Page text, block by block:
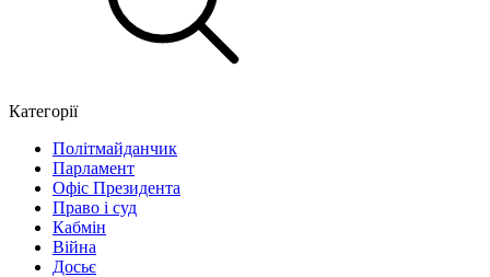
Категорії
Політмайданчик
Парламент
Офіс Президента
Право і суд
Кабмін
Війна
Досьє